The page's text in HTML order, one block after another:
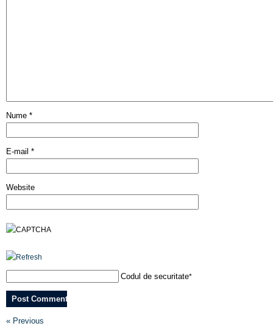
Nume *
E-mail *
Website
Codul de securitate*
« Previous